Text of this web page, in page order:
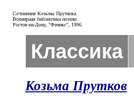
Сочинения Козьмы Пруткова.
Всемирная библиотека поэзии.
Ростов-на-Дону, "Феникс", 1996.
Классика
Козьма Прутков